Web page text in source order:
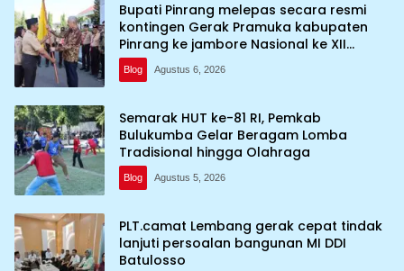
Bupati Pinrang melepas secara resmi
kontingen Gerak Pramuka kabupaten
Pinrang ke jambore Nasional ke XII
kebumi perkemahan Cibubur
Blog Agustus 6, 2026
Semarak HUT ke-81 RI, Pemkab
Bulukumba Gelar Beragam Lomba
Tradisional hingga Olahraga
Blog Agustus 5, 2026
PLT.camat Lembang gerak cepat tindak
lanjuti persoalan bangunan MI DDI
Batulosso